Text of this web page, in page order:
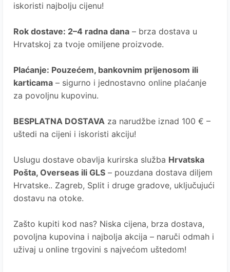
iskoristi najbolju cijenu!
Rok dostave: 2–4 radna dana – brza dostava u
Hrvatskoj za tvoje omiljene proizvode.
Plaćanje: Pouzećem, bankovnim prijenosom ili
karticama – sigurno i jednostavno online plaćanje
za povoljnu kupovinu.
BESPLATNA DOSTAVA za narudžbe iznad 100 € –
uštedi na cijeni i iskoristi akciju!
Uslugu dostave obavlja kurirska služba Hrvatska
Pošta, Overseas ili GLS – pouzdana dostava diljem
Hrvatske.. Zagreb, Split i druge gradove, uključujući
dostavu na otoke.
Zašto kupiti kod nas? Niska cijena, brza dostava,
povoljna kupovina i najbolja akcija – naruči odmah i
uživaj u online trgovini s najvećom uštedom!